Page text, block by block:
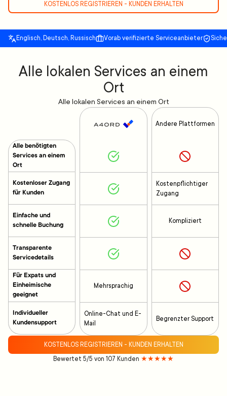
KOSTENLOS REGISTRIEREN - KUNDEN ERHALTEN
Englisch, Deutsch, Russisch Vorab verifizierte Serviceanbieter
Alle lokalen Services an einem
Ort
Alle lokalen Services an einem Ort
Alle benötigten
Services an einem
Ort
Kostenloser Zugang
für Kunden
Einfache und
schnelle Buchung
Transparente
Servicedetails
Für Expats und
Einheimische
geeignet
Individueller
Kundensupport
Mehrsprachig
Online-Chat und E-
Mail
Andere Plattformen
Kostenpflichtiger
Zugang
Kompliziert
Begrenzter Support
KOSTENLOS REGISTRIEREN - KUNDEN ERHALTEN
Bewertet 5/5 von 107 Kunden ★★★★★